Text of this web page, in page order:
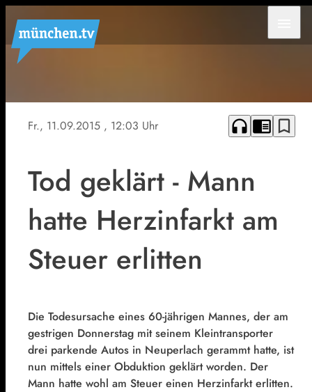
Fr., 11.09.2015 , 12:03 Uhr headphones chrome_reader_mode bookmark_border
Tod geklärt - Mann
hatte Herzinfarkt am
Steuer erlitten
Die Todesursache eines 60-jährigen Mannes, der am
gestrigen Donnerstag mit seinem Kleintransporter
drei parkende Autos in Neuperlach gerammt hatte, ist
nun mittels einer Obduktion geklärt worden. Der
Mann hatte wohl am Steuer einen Herzinfarkt erlitten.